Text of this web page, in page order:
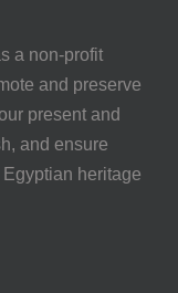
a non-profit
and preserve
present and
and ensure
heritage